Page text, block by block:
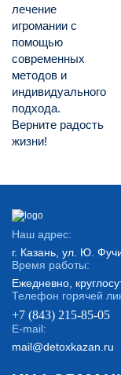
лечение
игромании с
помощью
современных
методов и
индивидуального
подхода.
Верните радость
жизни!
Наш адрес:
г. Казань, ул. Ю.
Время работы:
Ежедневно,
Телефон горячей
+7 (843) 215-85-05
E-mail:
mail@detoxkazan.ru